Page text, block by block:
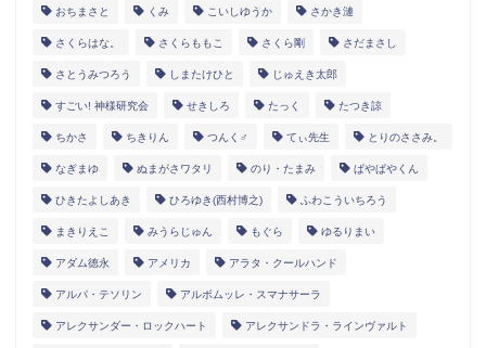
おちまさと くみ こいしゆうか さかき漣
さくらはな。 さくらももこ さくら剛 さだまさし
さとうみつろう しまたけひと じゅえき太郎
すごい! 神様研究会 せきしろ たっく たつき諒
ちかさ ちきりん つんく♂ てぃ先生 とりのささみ。
なぎまゆ ぬまがさワタリ のり・たまみ ぱやぱやくん
ひきたよしあき ひろゆき(西村博之) ふわこういちろう
まきりえこ みうらじゅん もぐら ゆるりまい
アダム徳永 アメリカ アラタ・クールハンド
アルパ・テソリン アルボムッレ・スマナサーラ
アレクサンダー・ロックハート アレクサンドラ・ラインヴァルト